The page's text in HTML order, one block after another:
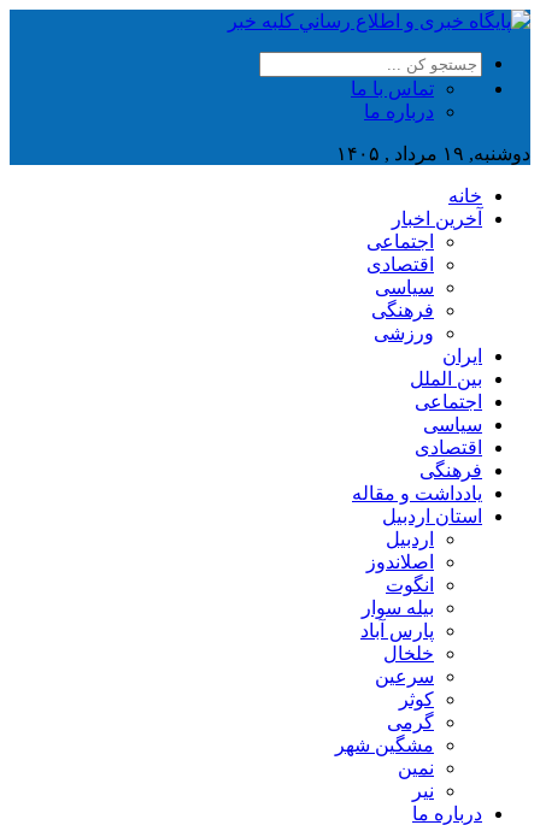
تماس با ما
درباره ما
دوشنبه, ۱۹ مرداد , ۱۴۰۵
خانه
آخرین اخبار
اجتماعی
اقتصادی
سیاسی
فرهنگی
ورزشی
ایران
بین الملل
اجتماعی
سیاسی
اقتصادی
فرهنگی
یادداشت و مقاله
استان اردبیل
اردبیل
اصلاندوز
انگوت
بیله سوار
پارس آباد
خلخال
سرعین
کوثر
گرمی
مشگین شهر
نمین
نیر
درباره ما